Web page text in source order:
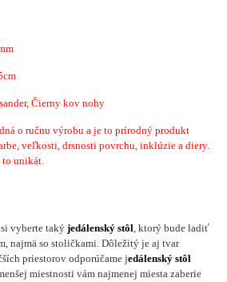
Čierny kov nohy
o ručnu výrobu a je to prírodný produkt
veľkosti, drsnosti povrchu, inklúzie a diery.
to unikát.
vyberte taký jedálenský stôl, ktorý bude ladiť
najmä so stoličkami. Dôležitý je aj tvar
priestorov odporúčame jedálenský stôl
miestnosti vám najmenej miesta zaberie